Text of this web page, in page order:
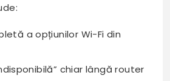
a opțiunilor Wi-Fi din
chiar lângă router